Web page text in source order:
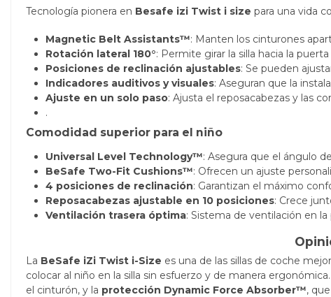
Tecnología pionera en Besafe izi Twist i size para una vida
Magnetic Belt Assistants™: Manten los cinturones
Rotación lateral 180°: Permite girar la silla hacia la
Posiciones de reclinación ajustables: Se pueden
Indicadores auditivos y visuales: Aseguran que la
Ajuste en un solo paso: Ajusta el reposacabezas y las
.
Comodidad superior para el niño
Universal Level Technology™: Asegura que el ángulo
BeSafe Two-Fit Cushions™: Ofrecen un ajuste
4 posiciones de reclinación: Garantizan el máximo
Reposacabezas ajustable en 10 posiciones: Crece
Ventilación trasera óptima: Sistema de ventilación en
La BeSafe iZi Twist i-Size es una de las sillas de coche
colocar al niño en la silla sin esfuerzo y de manera
el cinturón, y la protección Dynamic Force Absorber™,